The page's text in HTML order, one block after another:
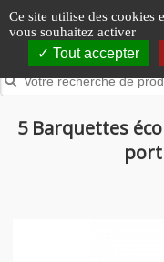
Panneau de gestion des
Ce site utilise des cookies
vous souhaitez activer
Tout accepter
5 Barquettes